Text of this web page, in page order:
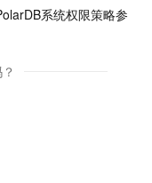
系统权限策略参